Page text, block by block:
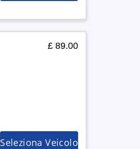
£ 89.00
Seleziona Veicolo